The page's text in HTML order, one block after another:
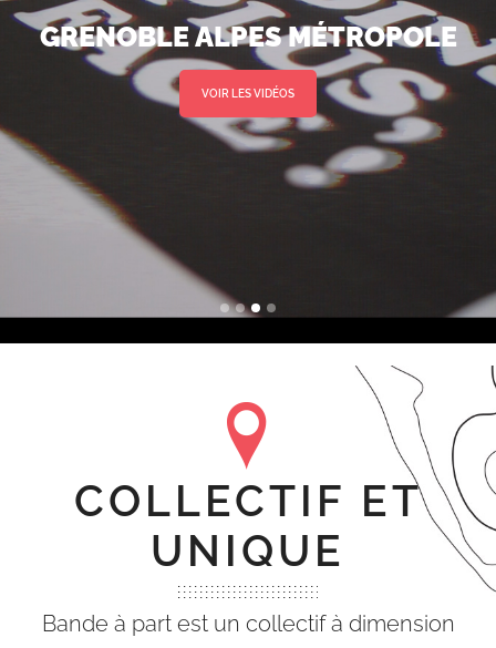
COLLECTIF ET
UNIQUE
Bande à part est un collectif à dimension